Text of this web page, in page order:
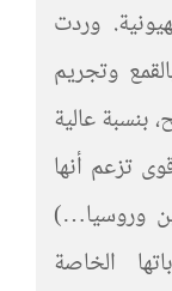
وردت
وتجريم
بنسبة عالية
تزعم أنها
وروسيا…)
الخاصة